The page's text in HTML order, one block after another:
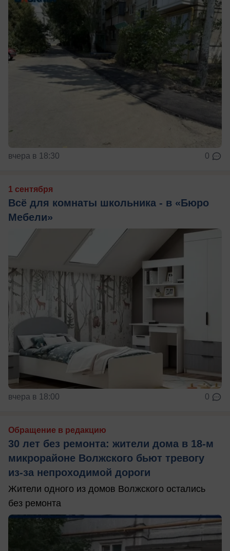
вчера в 18:30 0
1 сентября
Всё для комнаты школьника - в «Бюро
Мебели»
вчера в 18:00 0
Обращение в редакцию
30 лет без ремонта: жители дома в 18‑м
микрорайоне Волжского бьют тревогу
из‑за непроходимой дороги
Жители одного из домов Волжского остались
без ремонта